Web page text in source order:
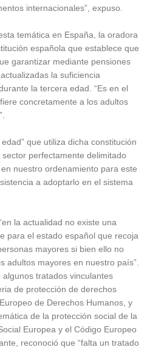
internacionales”, expuso.
temática en España, la oradora
española que establece que
garantizar mediante pensiones
la suficiencia
la tercera edad. “Es en el
concretamente a los adultos
que utiliza dicha constitución
perfectamente delimitado
nuestro ordenamiento para este
a adoptarlo en el sistema
la actualidad no existe una
para el estado español que recoja
mayores si bien ello no
adultos mayores en nuestro país”.
tratados vinculantes
de protección de derechos
de Derechos Humanos, y
de la protección social de la
Europea y el Código Europeo
reconoció que “falta un tratado